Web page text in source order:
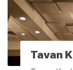
Tavan